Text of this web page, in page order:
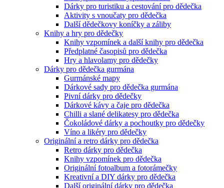
Dárky pro turistiku a cestování pro dědečka
Aktivity s vnoučaty pro dědečka
Další dědečkovy koníčky a záliby
Knihy a hry pro dědečky
Knihy vzpomínek a další knihy pro dědečka
Předplatné časopisů pro dědečka
Hry a hlavolamy pro dědečky
Dárky pro dědečka gurmána
Gurmánské mapy
Dárkové sady pro dědečka gurmána
Pivní dárky pro dědečky
Dárkové kávy a čaje pro dědečka
Chilli a slané delikatesy pro dědečka
Čokoládové dárky a pochoutky pro dědečky
Víno a likéry pro dědečky
Originální a retro dárky pro dědečka
Retro dárky pro dědečka
Knihy vzpomínek pro dědečka
Originální fotoalbum a fotorámečky
Kreativní a DIY dárky pro dědečka
Další originální dárky pro dědečka